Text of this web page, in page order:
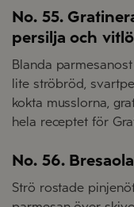
No. 55.
persilja och
Blanda
lite ströbröd,
kokta musslorna,
hela receptet för
No. 56. Bresaola
Strö rostade